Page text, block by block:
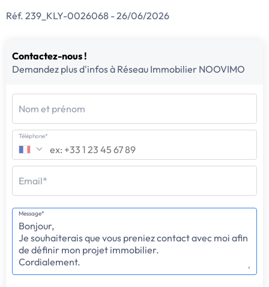
Réf. 239_KLY-0026068 - 26/06/2026
Contactez-nous !
Demandez plus d'infos à Réseau Immobilier NOOVIMO
Nom et prénom
Téléphone*
Email*
Message*